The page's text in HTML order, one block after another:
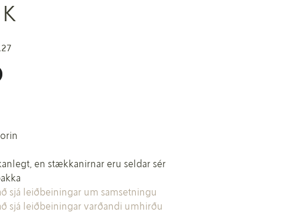
en stækkanirnar eru seldar sér
sjá leiðbeiningar um samsetningu
sjá leiðbeiningar varðandi umhirðu